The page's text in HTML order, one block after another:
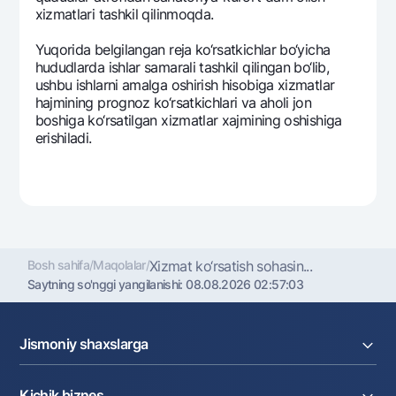
xizmatlari tashkil qilinmoqda.
Yuqorida bеlgilangan rеja ko‘rsatkichlar bo‘yicha
hududlarda ishlar samarali tashkil qilingan bo‘lib,
ushbu ishlarni amalga oshirish hisobiga xizmatlar
hajmining prognoz ko‘rsatkichlari va aholi jon
boshiga ko‘rsatilgan xizmatlar xajmining oshishiga
erishiladi.
Bosh sahifa/Maqolalar/Xizmat ko‘rsatish sohasin...
Saytning so'nggi yangilanishi:08.08.2026 02:57:03
Jismoniy shaxslarga